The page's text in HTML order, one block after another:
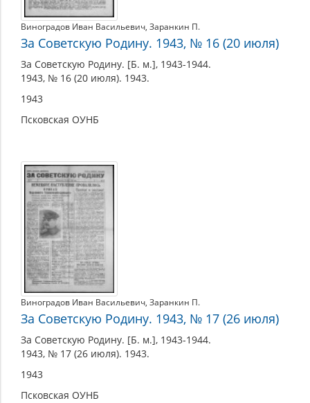
Виноградов Иван Васильевич, Заранкин П.
За Советскую Родину. 1943, № 16 (20 июля)
За Советскую Родину. [Б. м.], 1943-1944.
1943, № 16 (20 июля). 1943.
1943
Псковская ОУНБ
Виноградов Иван Васильевич, Заранкин П.
За Советскую Родину. 1943, № 17 (26 июля)
За Советскую Родину. [Б. м.], 1943-1944.
1943, № 17 (26 июля). 1943.
1943
Псковская ОУНБ